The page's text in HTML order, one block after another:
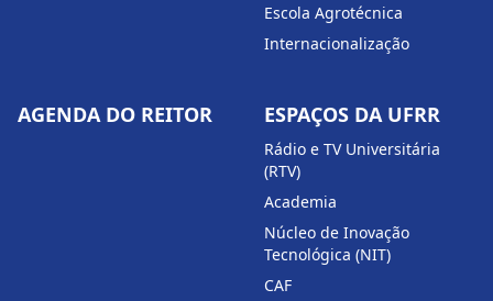
Escola Agrotécnica
Internacionalização
AGENDA DO REITOR ESPAÇOS DA UFRR
Rádio e TV Universitária
(RTV)
Academia
Núcleo de Inovação
Tecnológica (NIT)
CAF